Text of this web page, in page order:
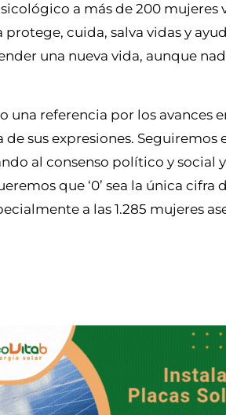
a más de 200 mujeres
cuida, salva vidas y
una nueva vida, aunque
una referencia por los avances
sus expresiones.
al consenso político y social
que ‘0’ sea la única
a las 1.285 mujeres